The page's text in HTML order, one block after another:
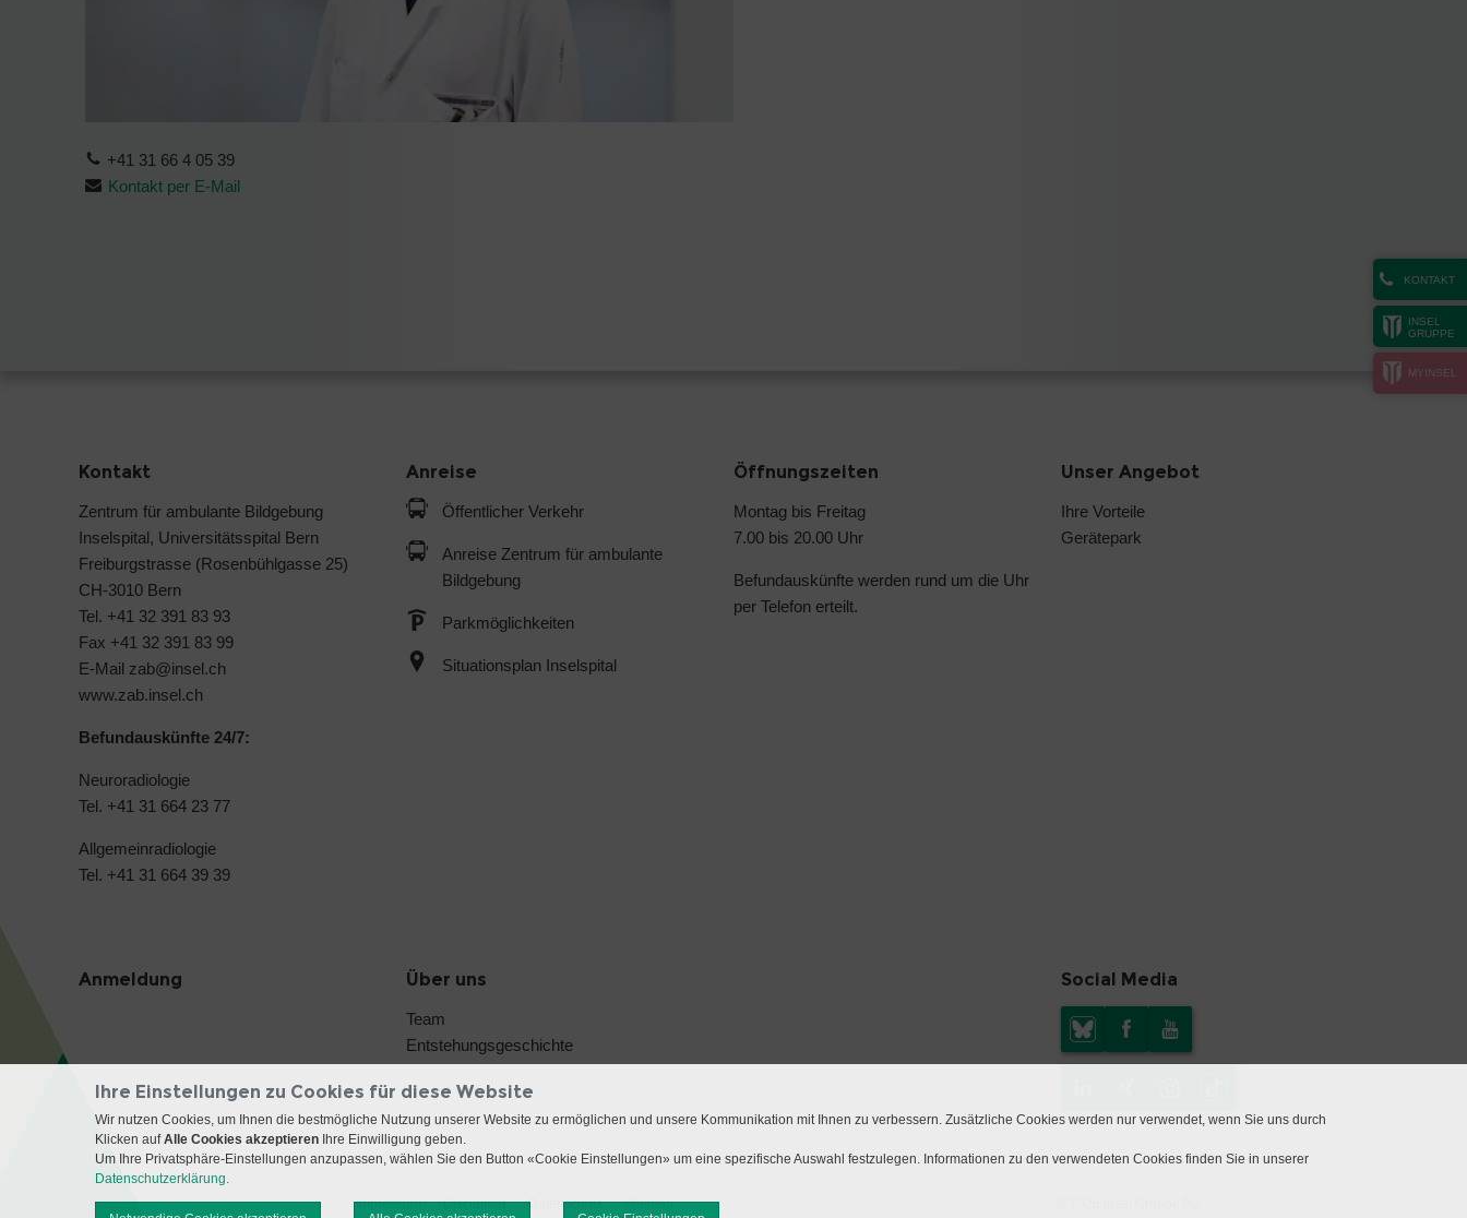
KONTAKT
INSEL
GRUPPE
MYINSEL
+41 31 66 4 05 39
Kontakt per E-Mail
Kontakt
Zentrum für ambulante Bildgebung
Inselspital, Universitätsspital Bern
Freiburgstrasse (Rosenbühlgasse 25)
CH-3010 Bern
Tel. +41 32 391 83 93
Fax +41 32 391 83 99
E-Mail zab@insel.ch
www.zab.insel.ch
Befundauskünfte 24/7:
Neuroradiologie
Tel. +41 31 664 23 77
Allgemeinradiologie
Tel. +41 31 664 39 39
Anreise
Öffentlicher Verkehr
Anreise Zentrum für ambulante
Bildgebung
Parkmöglichkeiten
Situationsplan Inselspital
Öffnungszeiten
Montag bis Freitag
7.00 bis 20.00 Uhr
Befundauskünfte werden rund um die Uhr
per Telefon erteilt.
Unser Angebot
Ihre Vorteile
Gerätepark
Anmeldung Über uns
Team
Entstehungsgeschichte
Social Media
Impressum Disclaimer Datenschutz Sitemap
Ihre Einstellungen zu Cookies für diese Website
Wir nutzen Cookies, um Ihnen die bestmögliche Nutzung unserer Website zu ermöglichen und unsere Kommunikation mit Ihnen zu verbessern. Zusätzliche Cookies werden nur verwendet, wenn Sie uns durch
Klicken aufAlle Cookies akzeptieren Ihre Einwilligung geben.
Um Ihre Privatsphäre-Einstellungen anzupassen, wählen Sie den Button «Cookie Einstellungen» um eine spezifische Auswahl festzulegen. Informationen zu den verwendeten Cookies finden Sie in unserer
Datenschutzerklärung.